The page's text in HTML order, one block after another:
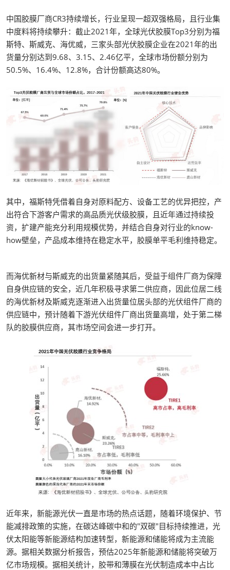
中国胶膜厂商CR3持续增长，行业呈现一超双强格局，且行业集
中度料将持续攀升：截止2021年，全球光伏胶膜Top3分别为福
斯特、斯威克、海优威，三家头部光伏胶膜企业在2021年的出
货量分别达到9.68、3.15、2.46亿平，全球市场份额分别为
50.5%、16.4%、12.8%，合计份额高达80%。
其中，福斯特凭借着自身对原料配方、设备工艺的优异把控，产
出符合下游客户需求的高品质光伏级胶膜，且近年通过持续投
资，扩建产能充分利用规模优势，并结合自身对行业的know-
how壁垒，产品成本维持在稳定水平，胶膜单平毛利维持稳定。
而海优新材与斯威克的出货量紧随其后，受益于组件厂商为保障
自身供应链的安全，近几年积极寻求第二供应商，因此位居二线
的海优新材及斯威克逐渐进入出货量位居头部的光伏组件厂商的
供应链中，预计随着下游光伏组件厂商出货量高增，处于第二梯
队的胶膜供应商，其市场空间会进一步打开。
近年来，新能源光伏一直是市场的热点话题，随着环境保护、节
能减排政策的实施，在碳达峰碳中和的"双碳"目标持续推进，光
伏太阳能等新能源结构加速转型，新能源和储能将成为主流能
源。据相关数据分析报告，预估2025年新能源和储能将突破万
亿市场规模。据相关统计，胶带和薄膜在光伏制造成本中占比